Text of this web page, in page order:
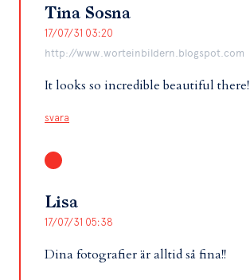
Tina Sosna
17/07/31 03:20
http://www.worteinbildern.blogspot.com
It looks so incredible beautiful there!
svara
Lisa
17/07/31 05:38
Dina fotografier är alltid så fina!!